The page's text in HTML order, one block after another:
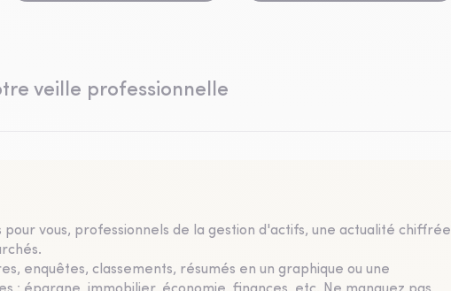
veille professionnelle
pour vous, professionnels de la gestion d'actifs, une actualité chiffrée
enquêtes, classements, résumés en un graphique ou une